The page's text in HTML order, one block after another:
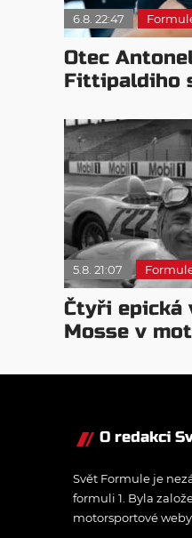
6.8. 22:47
Otec
Fittipaldiho
5.8. 21:07
Čtyři
Mosse v
O redakci
Svět Formule je
formuli 1. Byla
motorsportové